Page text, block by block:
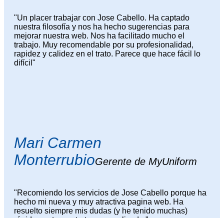
"Un placer trabajar con Jose Cabello. Ha captado
nuestra filosofía y nos ha hecho sugerencias para
mejorar nuestra web. Nos ha facilitado mucho el
trabajo. Muy recomendable por su profesionalidad,
rapidez y calidez en el trato. Parece que hace fácil lo
difícil"
Mari Carmen
MonterrubioGerente de MyUniform
"Recomiendo los servicios de Jose Cabello porque ha
hecho mi nueva y muy atractiva pagina web. Ha
resuelto siempre mis dudas (y he tenido muchas)